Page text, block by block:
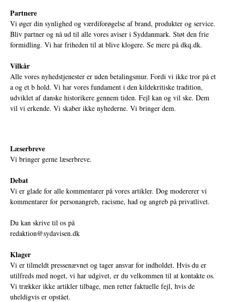
Partnere
Vi øger din synlighed og værdiforøgelse af brand, produkter og service.
Bliv partner og nå ud til alle vores aviser i Syddanmark. Støt den frie
formidling. Vi har friheden til at blive klogere. Se mere på dkq.dk.
Vilkår
Alle vores nyhedstjenester er uden betalingsmur. Fordi vi ikke tror på et
a og et b hold. Vi har vores fundament i den kildekritiske tradition,
udviklet af danske historikere gennem tiden. Fejl kan og vil ske. Dem
vil vi erkende. Vi skaber ikke nyhederne. Vi bringer dem.
Læserbreve
Vi bringer gerne læserbreve.
Debat
Vi er glade for alle kommentarer på vores artikler. Dog modererer vi
kommentarer for personangreb, racisme, had og angreb på privatlivet.
Du kan skrive til os på
redaktion@sydavisen.dk
Klager
Vi er tilmeldt pressenævnet og tager ansvar for indholdet. Hvis du er
utilfreds med noget, vi har udgivet, er du velkommen til at kontakte os.
Vi trækker ikke artikler tilbage, men retter faktuelle fejl, hvis de
uheldigvis er opstået.